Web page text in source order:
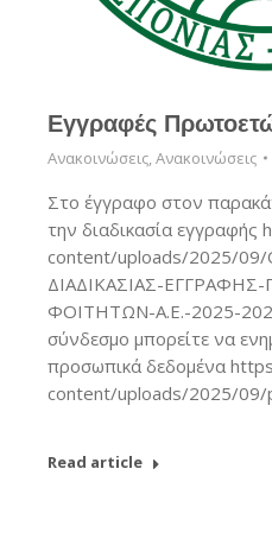
Εγγραφές
Ανακοινώσεις,Ανακοινώσεις
Στο έγγραφο στον
την διαδικασία
content/uploads/2025/
ΔΙΑΔΙΚΑΣΙΑΣ-
ΦΟΙΤΗΤΩΝ-Α.Ε.-2025-
σύνδεσμο μπορείτε να
προσωπικά δεδομένα
content/uploads/2025/09/
Read article